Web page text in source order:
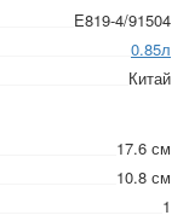
E819-4/91504
0.85л
Китай
17.6 см
10.8 см
1